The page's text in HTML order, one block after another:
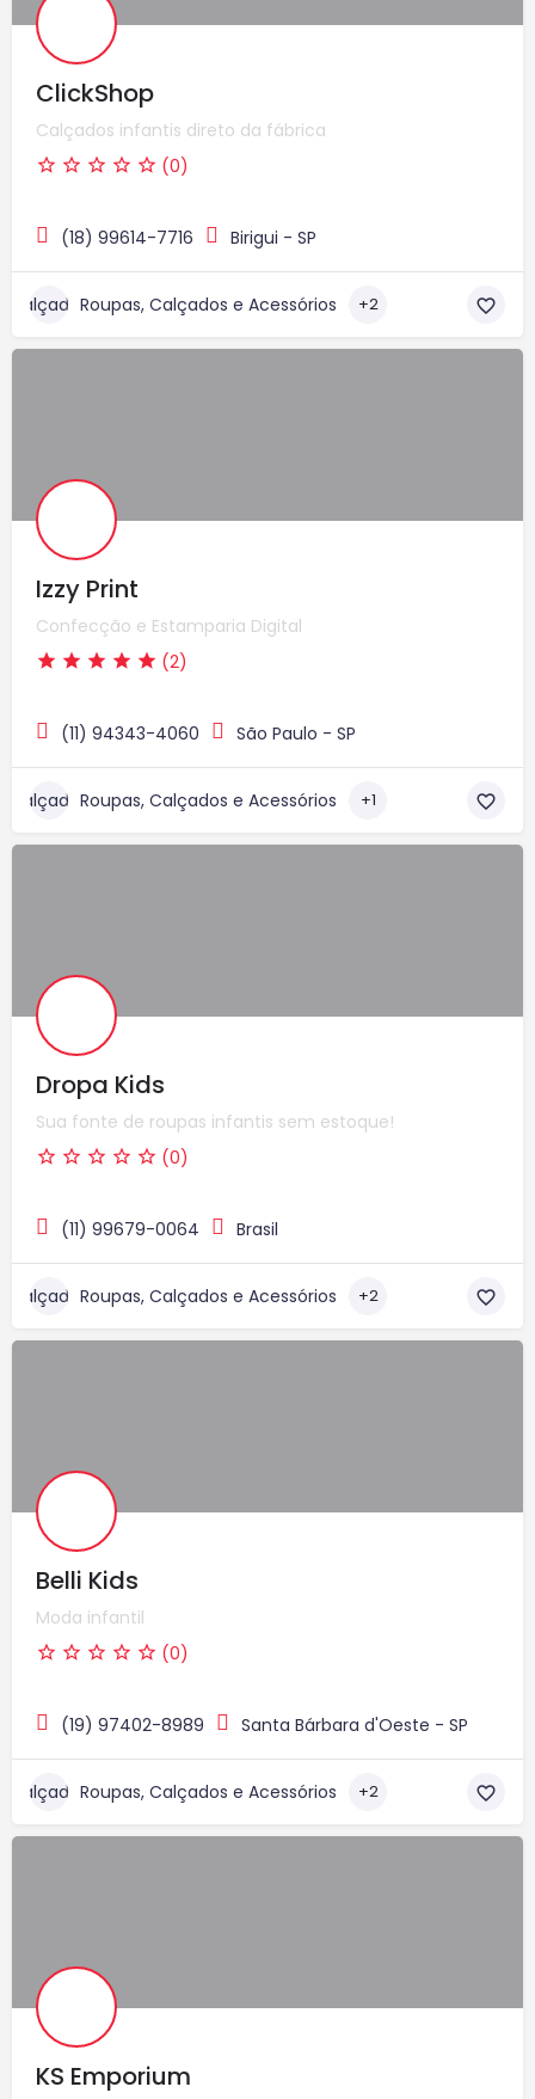
ClickShop
Calçados infantis direto da fábrica
(0)
(18) 99614-7716 Birigui - SP
Roupas, Calçados e Acessórios +2
Izzy Print
Confecção e Estamparia Digital
(2)
(11) 94343-4060 São Paulo - SP
Roupas, Calçados e Acessórios +1
Dropa Kids
Sua fonte de roupas infantis sem estoque!
(0)
(11) 99679-0064 Brasil
Roupas, Calçados e Acessórios +2
Belli Kids
Moda infantil
(0)
(19) 97402-8989 Santa Bárbara d'Oeste - SP
Roupas, Calçados e Acessórios +2
KS Emporium